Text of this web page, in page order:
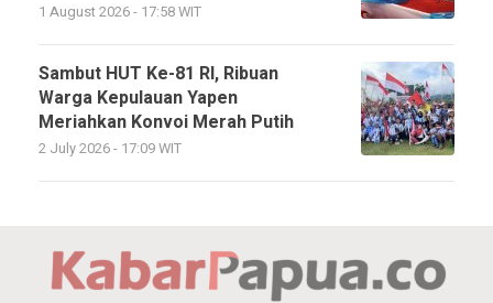
1 August 2026 - 17:58 WIT
Sambut HUT Ke-81 RI, Ribuan
Warga Kepulauan Yapen
Meriahkan Konvoi Merah Putih
2 July 2026 - 17:09 WIT